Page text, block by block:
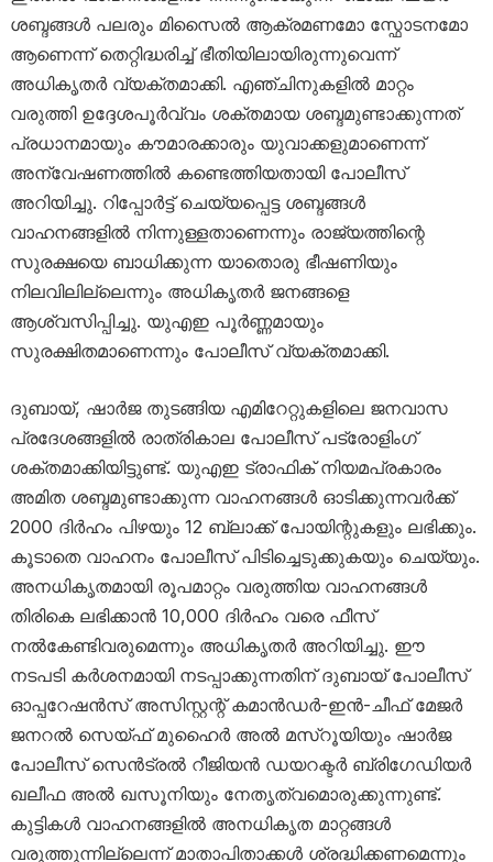
ശബ്ദങ്ങൾ പലരും മിസൈൽ ആക്രമണമോ സ്ഫോടനമോ
ആണെന്ന് തെറ്റിദ്ധരിച്ച് ഭീതിയിലായിരുന്നുവെന്ന്
അധികൃതർ വ്യക്തമാക്കി. എഞ്ചിനുകളിൽ മാറ്റം
വരുത്തി ഉദ്ദേശപൂർവ്വം ശക്തമായ ശബ്ദമുണ്ടാക്കുന്നത്
പ്രധാനമായും കൗമാരക്കാരും യുവാക്കളുമാണെന്ന്
അന്വേഷണത്തിൽ കണ്ടെത്തിയതായി പോലീസ്
അറിയിച്ചു. റിപ്പോർട്ട് ചെയ്യപ്പെട്ട ശബ്ദങ്ങൾ
വാഹനങ്ങളിൽ നിന്നുള്ളതാണെന്നും രാജ്യത്തിന്റെ
സുരക്ഷയെ ബാധിക്കുന്ന യാതൊരു ഭീഷണിയും
നിലവിലില്ലെന്നും അധികൃതർ ജനങ്ങളെ
ആശ്വസിപ്പിച്ചു. യുഎഇ പൂർണ്ണമായും
സുരക്ഷിതമാണെന്നും പോലീസ് വ്യക്തമാക്കി.
ദുബായ്, ഷാർജ തുടങ്ങിയ എമിറേറ്റുകളിലെ ജനവാസ
പ്രദേശങ്ങളിൽ രാത്രികാല പോലീസ് പട്രോളിംഗ്
ശക്തമാക്കിയിട്ടുണ്ട്. യുഎഇ ട്രാഫിക് നിയമപ്രകാരം
അമിത ശബ്ദമുണ്ടാക്കുന്ന വാഹനങ്ങൾ ഓടിക്കുന്നവർക്ക്
2000 ദിർഹം പിഴയും 12 ബ്ലാക്ക് പോയിന്റുകളും ലഭിക്കും.
കൂടാതെ വാഹനം പോലീസ് പിടിച്ചെടുക്കുകയും ചെയ്യും.
അനധികൃതമായി രൂപമാറ്റം വരുത്തിയ വാഹനങ്ങൾ
തിരികെ ലഭിക്കാൻ 10,000 ദിർഹം വരെ ഫീസ്
നൽകേണ്ടിവരുമെന്നും അധികൃതർ അറിയിച്ചു. ഈ
നടപടി കർശനമായി നടപ്പാക്കുന്നതിന് ദുബായ് പോലീസ്
ഓപ്പറേഷൻസ് അസിസ്റ്റന്റ് കമാൻഡർ-ഇൻ-ചീഫ് മേജർ
ജനറൽ സെയ്ഫ് മുഹൈർ അൽ മസ്‌റൂയിയും ഷാർജ
പോലീസ് സെൻട്രൽ റീജിയൻ ഡയറക്ടർ ബ്രിഗേഡിയർ
ഖലീഫ അൽ ഖസൂനിയും നേതൃത്വമൊരുക്കുന്നുണ്ട്.
കുട്ടികൾ വാഹനങ്ങളിൽ അനധികൃത മാറ്റങ്ങൾ
വരുത്തുന്നില്ലെന്ന് മാതാപിതാക്കൾ ശ്രദ്ധിക്കണമെന്നും